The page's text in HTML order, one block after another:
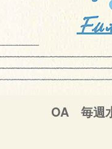
OA 毎週